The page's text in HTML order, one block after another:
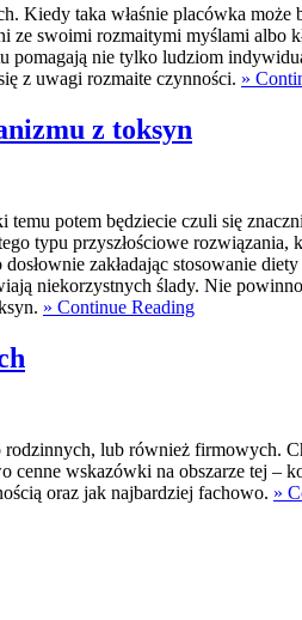
Kiedy taka właśnie placówka
ze swoimi rozmaitymi myślami
pomagają nie tylko ludziom
z uwagi rozmaite czynności. »
z toksyn
potem będziecie czuli się
typu przyszłościowe
zakładając stosowanie
niekorzystnych ślady. Nie
» Continue Reading
lub również firmowych.
wskazówki na obszarze tej –
oraz jak najbardziej fachowo. »